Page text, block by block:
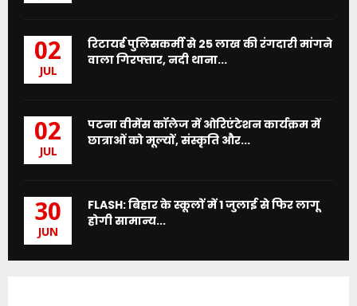
02
JUL
रिटायर्ड पुलिसकर्मी से 25 लाख की रंगदारी मांगने
वाला गिरफ्तार, नदी थाना...
02
JUL
पटना वीमेंस कॉलेज में ओरिएंटेशन कार्यक्रम में
छात्राओं को मूल्यों, संस्कृति और...
30
JUN
FLASH: बिहार के स्कूलों में 1 जुलाई से फिर लागू
होगी सामान्य...